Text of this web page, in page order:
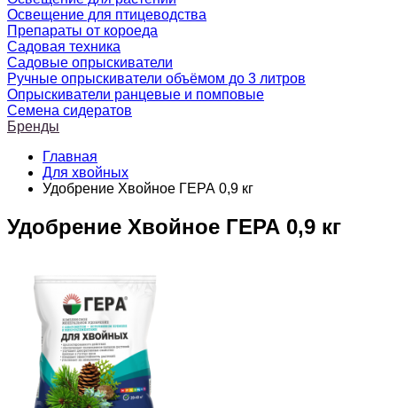
Освещение для птицеводства
Препараты от короеда
Садовая техника
Садовые опрыскиватели
Ручные опрыскиватели объёмом до 3 литров
Опрыскиватели ранцевые и помповые
Семена сидератов
Бренды
Главная
Для хвойных
Удобрение Хвойное ГЕРА 0,9 кг
Удобрение Хвойное ГЕРА 0,9 кг